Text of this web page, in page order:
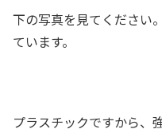
下の写真を見てください
ています。
プラスチックですから、